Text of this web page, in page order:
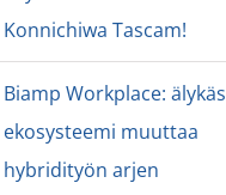
Konnichiwa Tascam!
Biamp Workplace: älykäs
ekosysteemi muuttaa
hybridityön arjen